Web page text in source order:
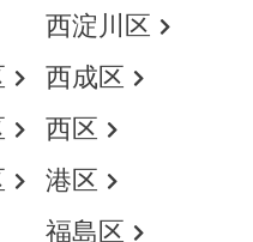
西淀川区
西成区
西区
港区
福島区